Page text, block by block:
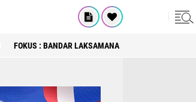
FOKUS : BANDAR LAKSAMANA